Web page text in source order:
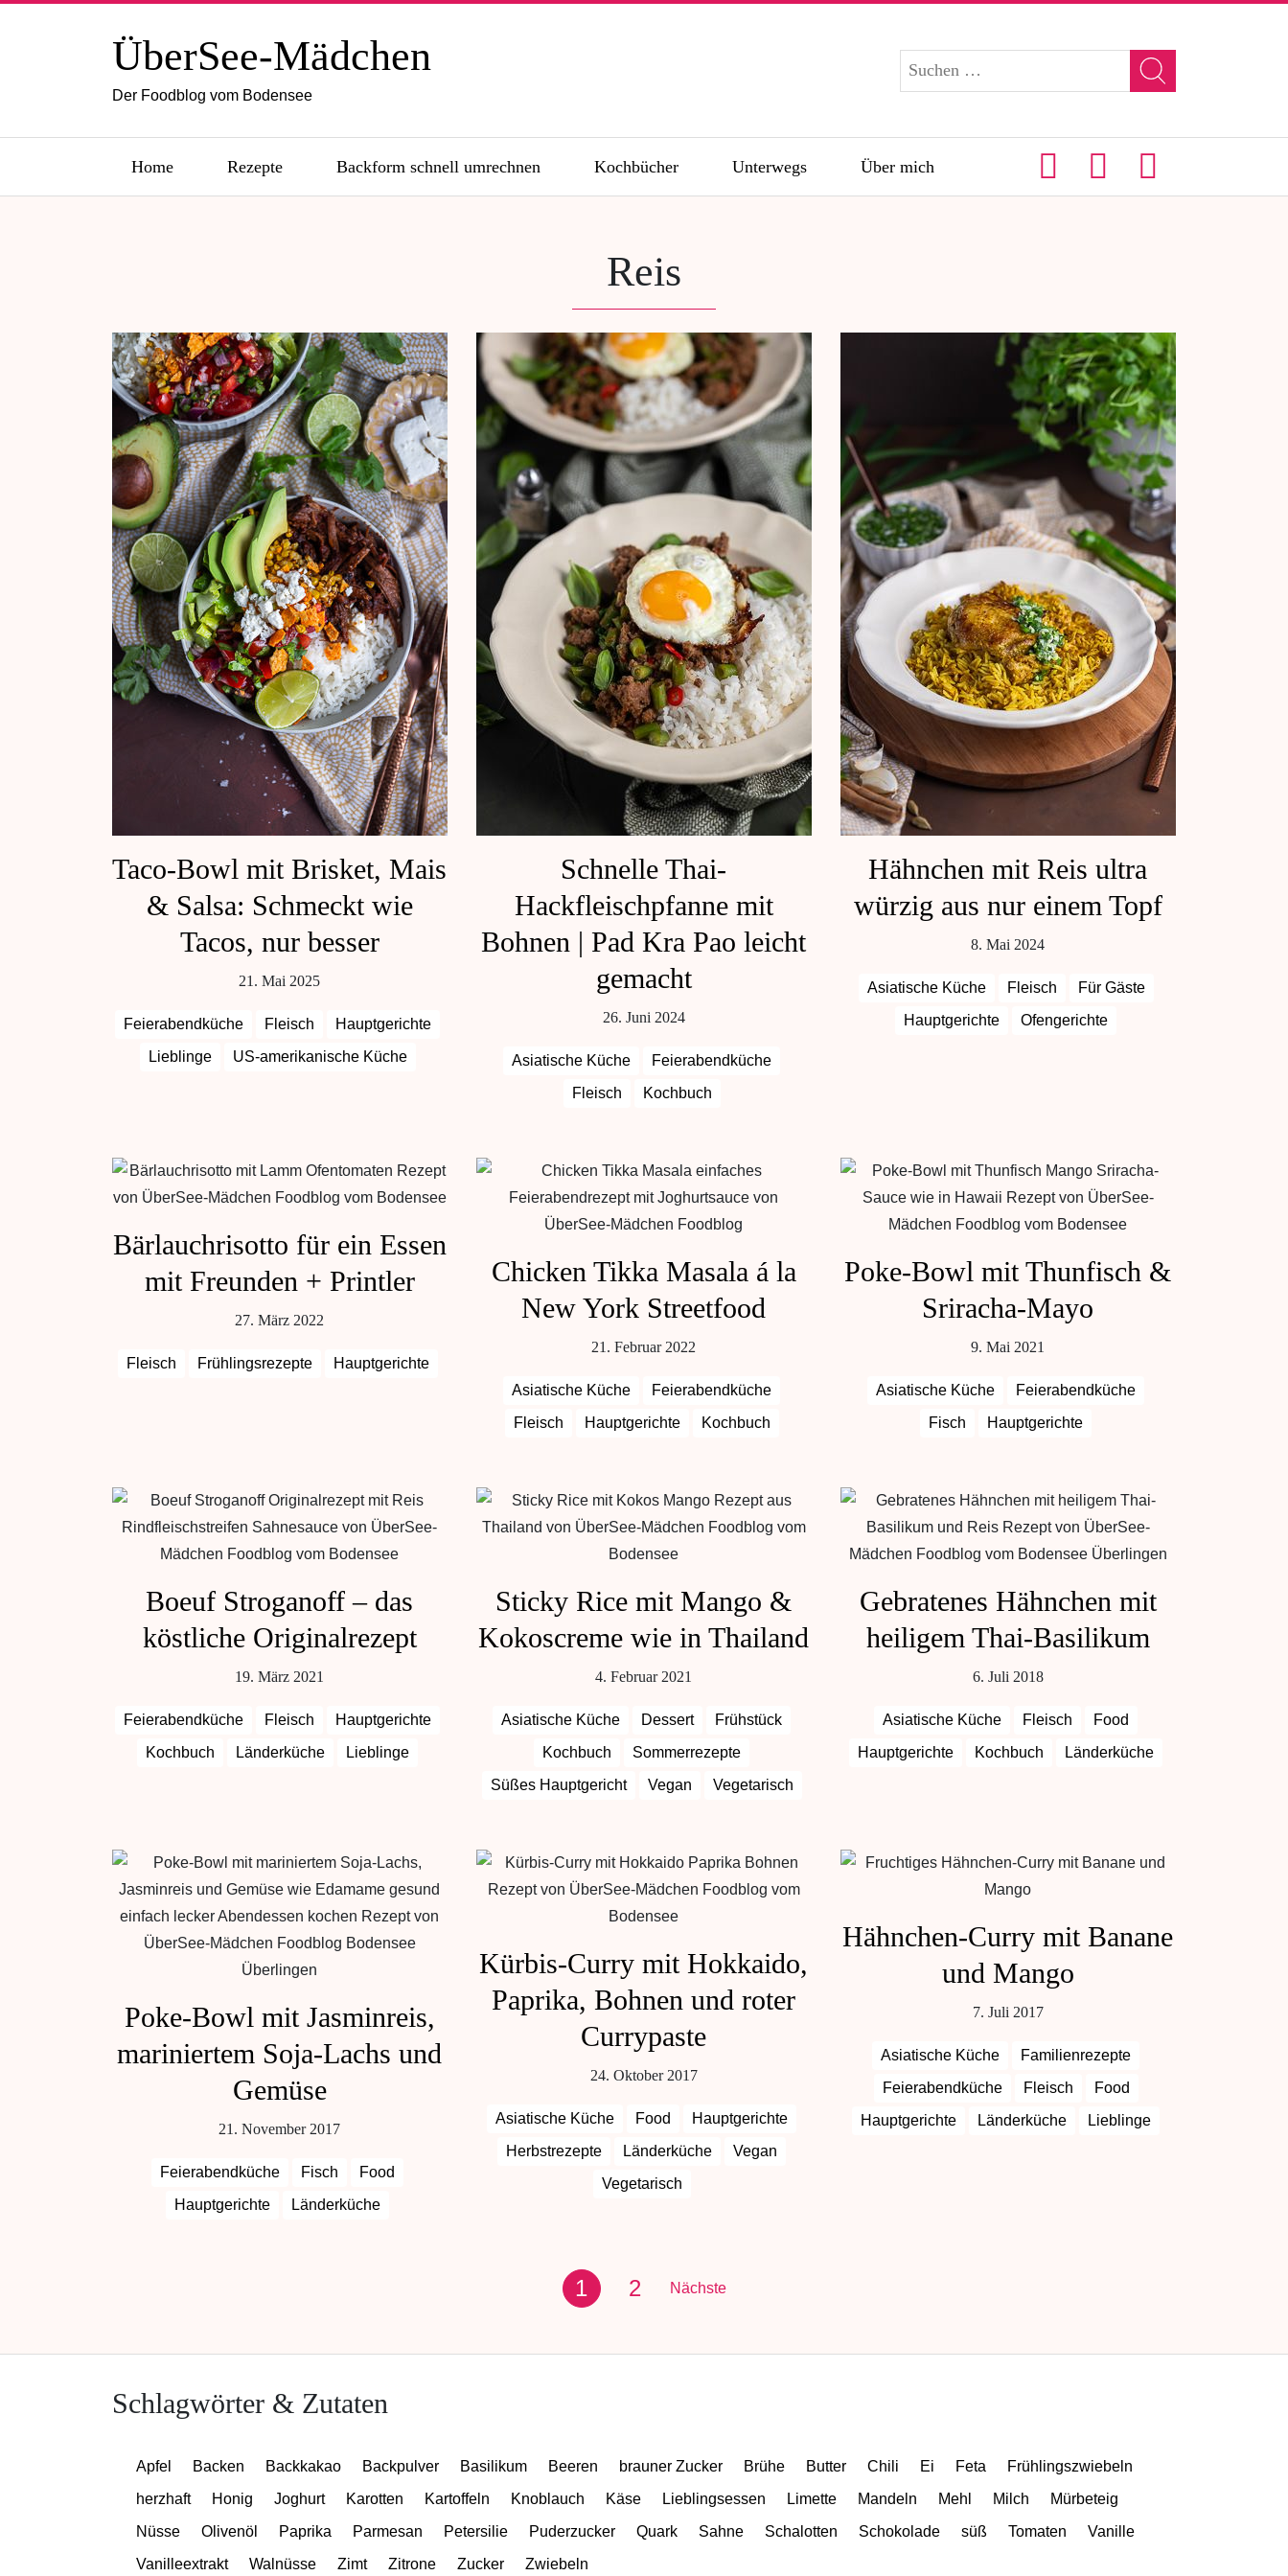
ÜberSee-Mädchen
Der Foodblog vom Bodensee
Home Rezepte Backform schnell umrechnen Kochbücher Unterwegs Über mich
Reis
Taco-Bowl mit Brisket, Mais
& Salsa: Schmeckt wie
Tacos, nur besser
21. Mai 2025
Feierabendküche Fleisch
Hauptgerichte
Lieblinge
US-amerikanische Küche
Schnelle Thai-
Hackfleischpfanne mit
Bohnen | Pad Kra Pao leicht
gemacht
26. Juni 2024
Asiatische Küche
Feierabendküche
Fleisch
Kochbuch
Hähnchen mit Reis ultra
würzig aus nur einem Topf
8. Mai 2024
Asiatische Küche Fleisch
Für Gäste
Hauptgerichte
Ofengerichte
Bärlauchrisotto für ein Essen
mit Freunden + Printler
27. März 2022
Fleisch Frühlingsrezepte Hauptgerichte
Chicken Tikka Masala á la
New York Streetfood
21. Februar 2022
Asiatische Küche
Feierabendküche
Fleisch
Hauptgerichte Kochbuch
Poke-Bowl mit Thunfisch &
Sriracha-Mayo
9. Mai 2021
Asiatische Küche
Feierabendküche
Fisch
Hauptgerichte
Boeuf Stroganoff – das
köstliche Originalrezept
19. März 2021
Feierabendküche Fleisch
Hauptgerichte
Kochbuch
Länderküche Lieblinge
Sticky Rice mit Mango &
Kokoscreme wie in Thailand
4. Februar 2021
Asiatische Küche Dessert
Frühstück
Kochbuch
Sommerrezepte
Süßes Hauptgericht
Vegan Vegetarisch
Gebratenes Hähnchen mit
heiligem Thai-Basilikum
6. Juli 2018
Asiatische Küche Fleisch
Food
Hauptgerichte
Kochbuch Länderküche
Poke-Bowl mit Jasminreis,
mariniertem Soja-Lachs und
Gemüse
21. November 2017
Feierabendküche Fisch
Food
Hauptgerichte
Länderküche
Kürbis-Curry mit Hokkaido,
Paprika, Bohnen und roter
Currypaste
24. Oktober 2017
Asiatische Küche Food
Hauptgerichte
Herbstrezepte
Länderküche
Vegan
Vegetarisch
Hähnchen-Curry mit Banane
und Mango
7. Juli 2017
Asiatische Küche
Familienrezepte
Feierabendküche
Fleisch
Food
Hauptgerichte
Länderküche Lieblinge
1 2 Nächste
Schlagwörter & Zutaten
Apfel Backen Backkakao Backpulver Basilikum Beeren brauner Zucker Brühe Butter Chili Ei Feta
Frühlingszwiebeln
herzhaft
Honig Joghurt Karotten Kartoffeln Knoblauch Käse Lieblingsessen Limette Mandeln Mehl Milch
Mürbeteig
Nüsse
Olivenöl Paprika Parmesan Petersilie Puderzucker Quark Sahne Schalotten Schokolade süß Tomaten
Vanille
Vanilleextrakt
Walnüsse Zimt Zitrone Zucker Zwiebeln